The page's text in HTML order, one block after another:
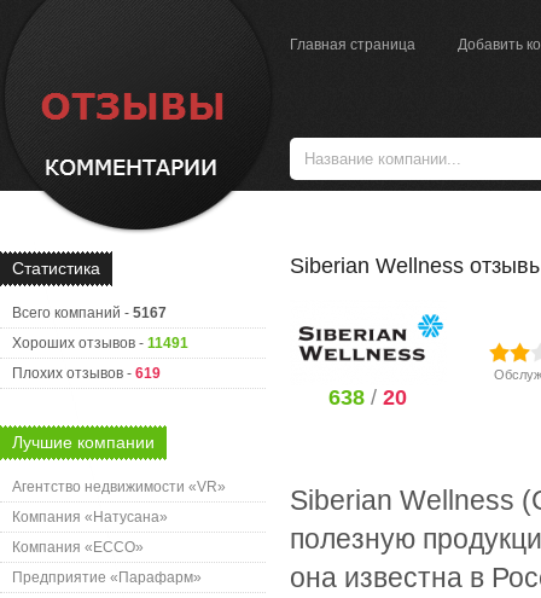
Главная страница Добавить
Статистика
Всего компаний - 5167
Хороших отзывов - 11491
Плохих отзывов - 619
Лучшие компании
Агентство недвижимости «VR»
Компания «Натусана»
Компания «ECCO»
Предприятие «Парафарм»
Siberian Wellness
638 /20
Siberian Wellness
полезную
она известна в